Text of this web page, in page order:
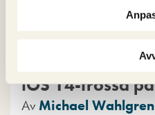
iOS 14-frossa
Av Michael Wahlgren